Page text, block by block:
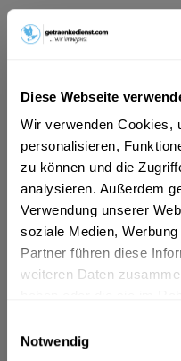
Diese Webseite
Wir verwenden Cookies,
personalisieren,
zu können und die
analysieren. Außerdem
Verwendung unserer
soziale Medien,
Partner führen diese
weiteren Daten
Notwendig
ab 9,85 € *
Inhalt:
Vorrätig
MEHRWEG
+3,30 € Pfand
In den
Artikel-Nr.:
Verfügbar in:
Frankfurt am Main
Isenburg, Bad Vilbel,